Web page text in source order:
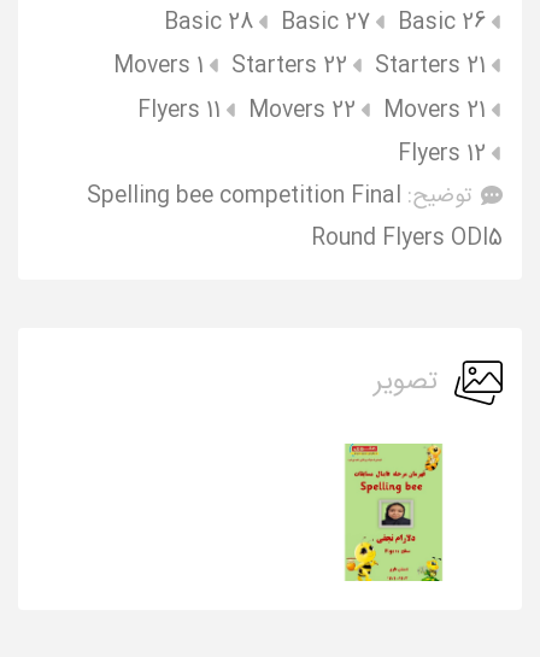
Basic 26
Basic 27
Basic 28
Starters 21
Starters 22
Movers 1
Movers 21
Movers 22
Flyers 11
Flyers 12
توضیح: Spelling bee competition Final
Round Flyers ODI5
تصویر